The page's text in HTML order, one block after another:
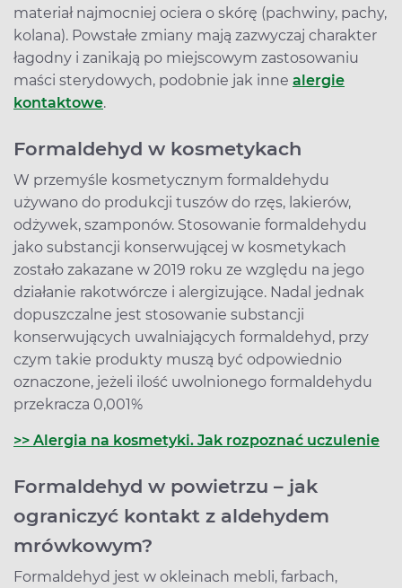
materiał najmocniej ociera o skórę (pachwiny, pachy,
kolana). Powstałe zmiany mają zazwyczaj charakter
łagodny i zanikają po miejscowym zastosowaniu
maści sterydowych, podobnie jak inne alergie
kontaktowe.
Formaldehyd w kosmetykach
W przemyśle kosmetycznym formaldehydu
używano do produkcji tuszów do rzęs, lakierów,
odżywek, szamponów. Stosowanie formaldehydu
jako substancji konserwującej w kosmetykach
zostało zakazane w 2019 roku ze względu na jego
działanie rakotwórcze i alergizujące. Nadal jednak
dopuszczalne jest stosowanie substancji
konserwujących uwalniających formaldehyd, przy
czym takie produkty muszą być odpowiednio
oznaczone, jeżeli ilość uwolnionego formaldehydu
przekracza 0,001%
>> Alergia na kosmetyki. Jak rozpoznać uczulenie
Formaldehyd w powietrzu – jak
ograniczyć kontakt z aldehydem
mrówkowym?
Formaldehyd jest w okleinach mebli, farbach,